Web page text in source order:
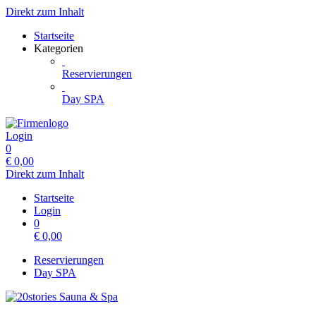
Direkt zum Inhalt
Startseite
Kategorien
Reservierungen
Day SPA
Login
0
€ 0,00
Direkt zum Inhalt
Startseite
Login
0
€ 0,00
Reservierungen
Day SPA